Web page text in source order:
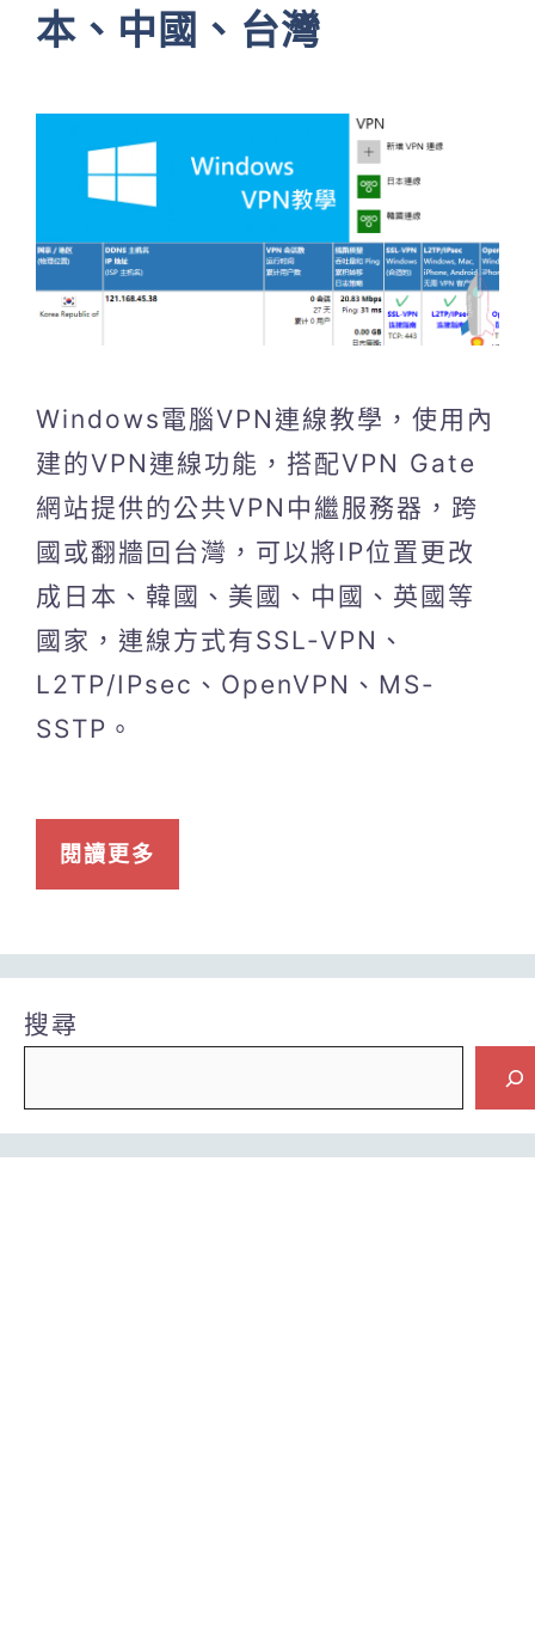
本、中國、台灣
Windows電腦VPN連線教學，使用內
建的VPN連線功能，搭配VPN Gate
網站提供的公共VPN中繼服務器，跨
國或翻牆回台灣，可以將IP位置更改
成日本、韓國、美國、中國、英國等
國家，連線方式有SSL-VPN、
L2TP/IPsec、OpenVPN、MS-
SSTP。
閱讀更多
搜尋